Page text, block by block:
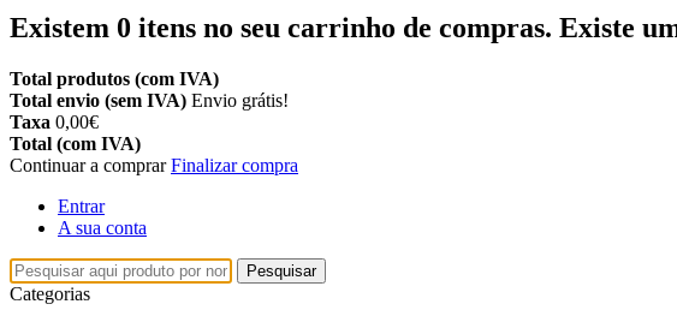
Existem 0 itens no seu carrinho de compras. Existe
Total produtos (com IVA)
Total envio (sem IVA) Envio grátis!
Taxa 0,00€
Total (com IVA)
Continuar a comprarFinalizar compra
Entrar
A sua conta
Pesquisar
Categorias